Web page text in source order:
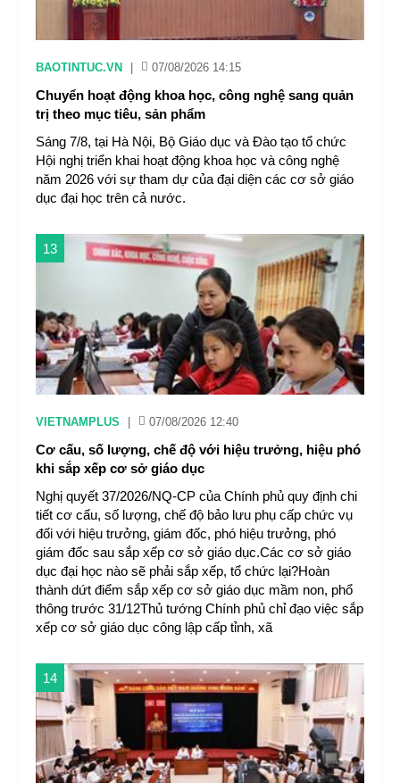
BAOTINTUC.VN 07/08/2026 14:15
Chuyển hoạt động khoa học, công nghệ sang quản
trị theo mục tiêu, sản phẩm
Sáng 7/8, tại Hà Nội, Bộ Giáo dục và Đào tạo tổ chức
Hội nghị triển khai hoạt động khoa học và công nghệ
năm 2026 với sự tham dự của đại diện các cơ sở giáo
dục đại học trên cả nước.
13
VIETNAMPLUS 07/08/2026 12:40
Cơ cấu, số lượng, chế độ với hiệu trưởng, hiệu phó
khi sắp xếp cơ sở giáo dục
Nghị quyết 37/2026/NQ-CP của Chính phủ quy định chi
tiết cơ cấu, số lượng, chế độ bảo lưu phụ cấp chức vụ
đối với hiệu trưởng, giám đốc, phó hiệu trưởng, phó
giám đốc sau sắp xếp cơ sở giáo dục.Các cơ sở giáo
dục đại học nào sẽ phải sắp xếp, tổ chức lại?Hoàn
thành dứt điểm sắp xếp cơ sở giáo dục mầm non, phổ
thông trước 31/12Thủ tướng Chính phủ chỉ đạo việc sắp
xếp cơ sở giáo dục công lập cấp tỉnh, xã
14